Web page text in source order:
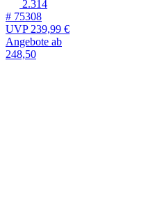
2.314
# 75308
UVP239,99 €
Angebote ab
248,50